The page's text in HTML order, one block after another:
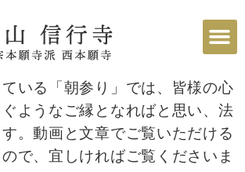
いる「朝参り」では、皆様の心
ようなご縁となればと思い、法
。動画と文章でご覧いただける
で、宜しければご覧くださいま